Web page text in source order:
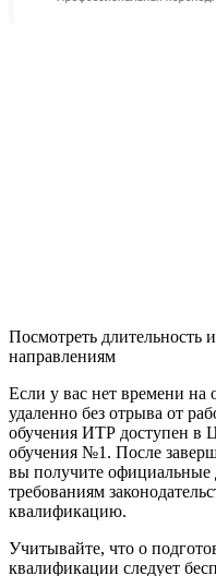
Посмотреть длительность
направлениям
Если у вас нет времени
удаленно без отрыва от
обучения ИТР доступен в
обучения №1. После
вы получите официальные
требованиям
квалификацию.
Учитывайте, что о
квалификации следует